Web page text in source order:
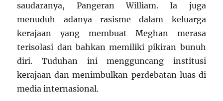
saudaranya, Pangeran William. Ia juga
menuduh adanya rasisme dalam keluarga
kerajaan yang membuat Meghan merasa
terisolasi dan bahkan memiliki pikiran bunuh
diri. Tuduhan ini mengguncang institusi
kerajaan dan menimbulkan perdebatan luas di
media internasional.